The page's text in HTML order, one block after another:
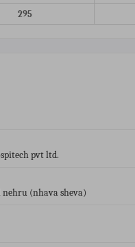
295
pvt ltd.
(nhava sheva)